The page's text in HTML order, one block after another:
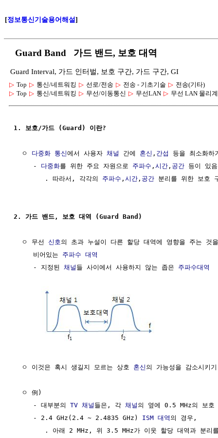
[정보통신기술용어해설]
Guard Band 가드 밴드, 보호 대역
Guard Interval, 가드 인터벌, 보호 구간, 가드 구간, GI
▷ Top ▷ 통신/네트워킹 ▷ 선로/전송 ▷ 전송 - 기초기술 ▷ 전송(기타)
▷ Top ▷ 통신/네트워킹 ▷ 무선/이동통신 ▷ 무선LAN ▷ 무선 LAN 물리
1. 보호/가드 (Guard) 이란?
  ㅇ
다중화 통신에서 사용자 채널 간에 혼신 , 간섭
등을 최소화하
     -
다중화를 위한 주요 자원으로 주파수 , 시간 , 공간 등이 있음
        . 따라서, 각각의
주파수 , 시간 , 공간 분리를 위한 보호
2. 가드 밴드, 보호 대역 (Guard Band)
  ㅇ 무선
신호의 초과 누설이 다른 할당 대역에 영향을 주는 것
     비어있는
주파수 대역
     - 지정된
채널 들 사이에서 사용하지 않는 좁은 주파수대역
  ㅇ 이것은 혹시 생길지 모르는 상호
혼신 의 가능성을 감소시키
  ㅇ 例)
     - 대부분의
TV 채널 들은, 각 채널 의 옆에 0.5 MHz의 보호
     - 2.4 GHz(2.4 ~ 2.4835 GHz)
ISM 대역 의 경우,
. 아래 2 MHz, 위 3.5 MHz가 이웃 할당 대역과 분리